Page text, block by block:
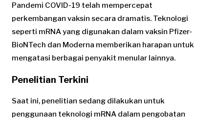
Pandemi COVID-19 telah mempercepat
perkembangan vaksin secara dramatis. Teknologi
seperti mRNA yang digunakan dalam vaksin Pfizer-
BioNTech dan Moderna memberikan harapan untuk
mengatasi berbagai penyakit menular lainnya.
Penelitian Terkini
Saat ini, penelitian sedang dilakukan untuk
penggunaan teknologi mRNA dalam pengobatan